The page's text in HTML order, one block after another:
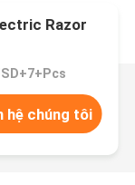
Razor
hệ chúng tôi